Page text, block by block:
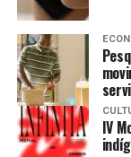
IV